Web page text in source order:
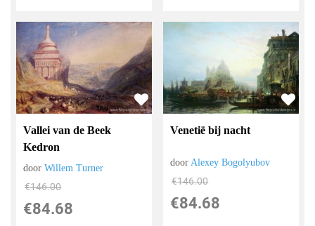
Vallei van de Beek
Kedron
doorWillem Turner
€146.00
€84.68
Venetië bij nacht
door Alexey Bogolyubov
€146.00
€84.68